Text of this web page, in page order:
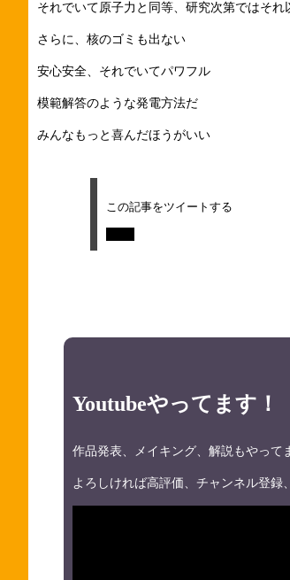
それでいて原子力と同等、研究次第ではそれ
さらに、核のゴミも出ない
安心安全、それでいてパワフル
模範解答のような発電方法だ
みんなもっと喜んだほうがいい
この記事をツイートする
Youtubeやってます！
作品発表、メイキング、解説もやって
よろしければ高評価、チャンネル登録